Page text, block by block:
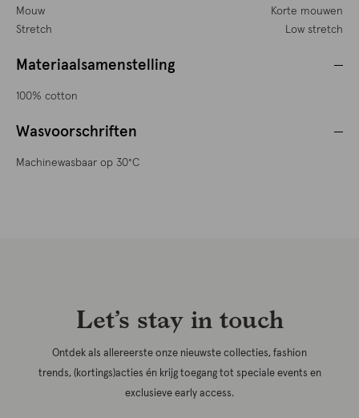
Mouw
Korte mouwen
Stretch
Low stretch
Materiaalsamenstelling
100% cotton
Wasvoorschriften
Machinewasbaar op 30°C
Let’s stay in touch
Ontdek als allereerste onze nieuwste collecties, fashion
trends, (kortings)acties én krijg toegang tot speciale events en
exclusieve early access.